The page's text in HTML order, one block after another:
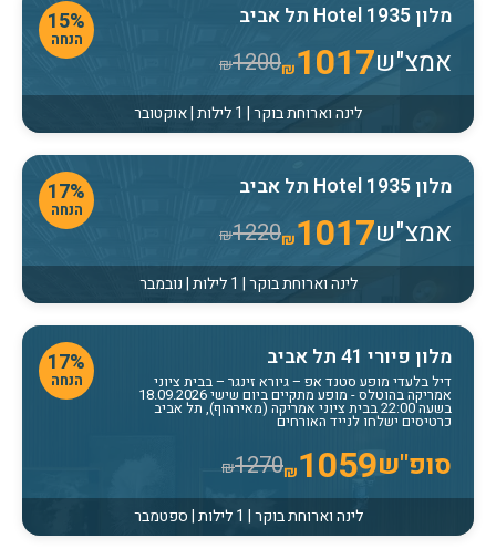
17%
הנחה
מלון פיורי 41 תל אביב
דיל בלעדי מופע סטנד אפ – גיורא זינגר – בבית ציוני
אמריקה בהוטלס - מופע מתקיים ביום שישי 18.09.2026
בשעה 22:00 בבית ציוני אמריקה (מאירהוף), תל אביב
כרטיסים ישלחו לנייד האורחים
סופ"ש ₪1059
₪1270
לינה וארוחת בוקר | 1 לילות | ספטמבר
15%
הנחה
מלון Hotel 1935 תל אביב
אמצ"ש ₪1017
₪1200
לינה וארוחת בוקר | 1 לילות | אוקטובר
17%
הנחה
מלון Hotel 1935 תל אביב
אמצ"ש ₪1017
₪1220
לינה וארוחת בוקר | 1 לילות | נובמבר